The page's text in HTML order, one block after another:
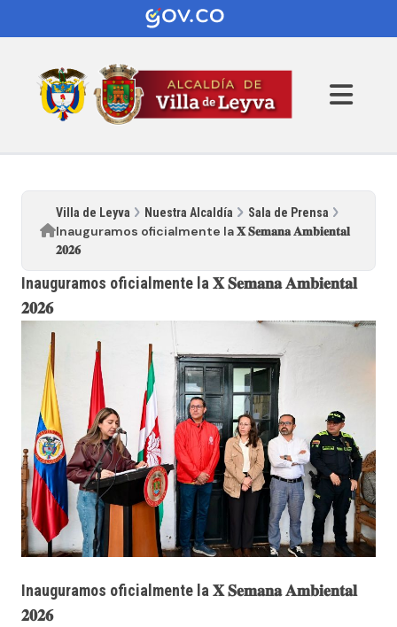
Villa de Leyva Nuestra Alcaldía Sala de Prensa
Inauguramos oficialmente la 𝐗 𝐒𝐞𝐦𝐚𝐧𝐚 𝐀𝐦𝐛𝐢𝐞𝐧𝐭𝐚𝐥
𝟐𝟎𝟐𝟔
Inauguramos oficialmente la 𝐗 𝐒𝐞𝐦𝐚𝐧𝐚 𝐀𝐦𝐛𝐢𝐞𝐧𝐭𝐚𝐥
𝟐𝟎𝟐𝟔
Inauguramos oficialmente la 𝐗 𝐒𝐞𝐦𝐚𝐧𝐚 𝐀𝐦𝐛𝐢𝐞𝐧𝐭𝐚𝐥
𝟐𝟎𝟐𝟔